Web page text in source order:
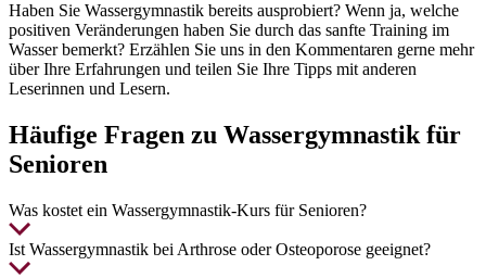
Haben Sie Wassergymnastik bereits ausprobiert? Wenn ja, welche
positiven Veränderungen haben Sie durch das sanfte Training im
Wasser bemerkt? Erzählen Sie uns in den Kommentaren gerne mehr
über Ihre Erfahrungen und teilen Sie Ihre Tipps mit anderen
Leserinnen und Lesern.
Häufige Fragen zu Wasser­gymnastik für
Senioren
Was kostet ein Wassergymnastik-Kurs für Senioren?
Ist Wassergymnastik bei Arthrose oder Osteoporose geeignet?